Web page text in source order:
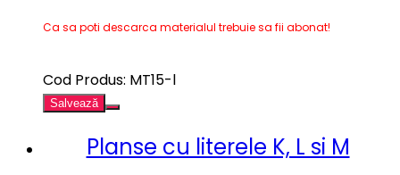
Ca sa poti descarca materialul trebuie sa fii abonat!
Cod Produs: MT15-l
Salvează
Planse cu literele K, L si M